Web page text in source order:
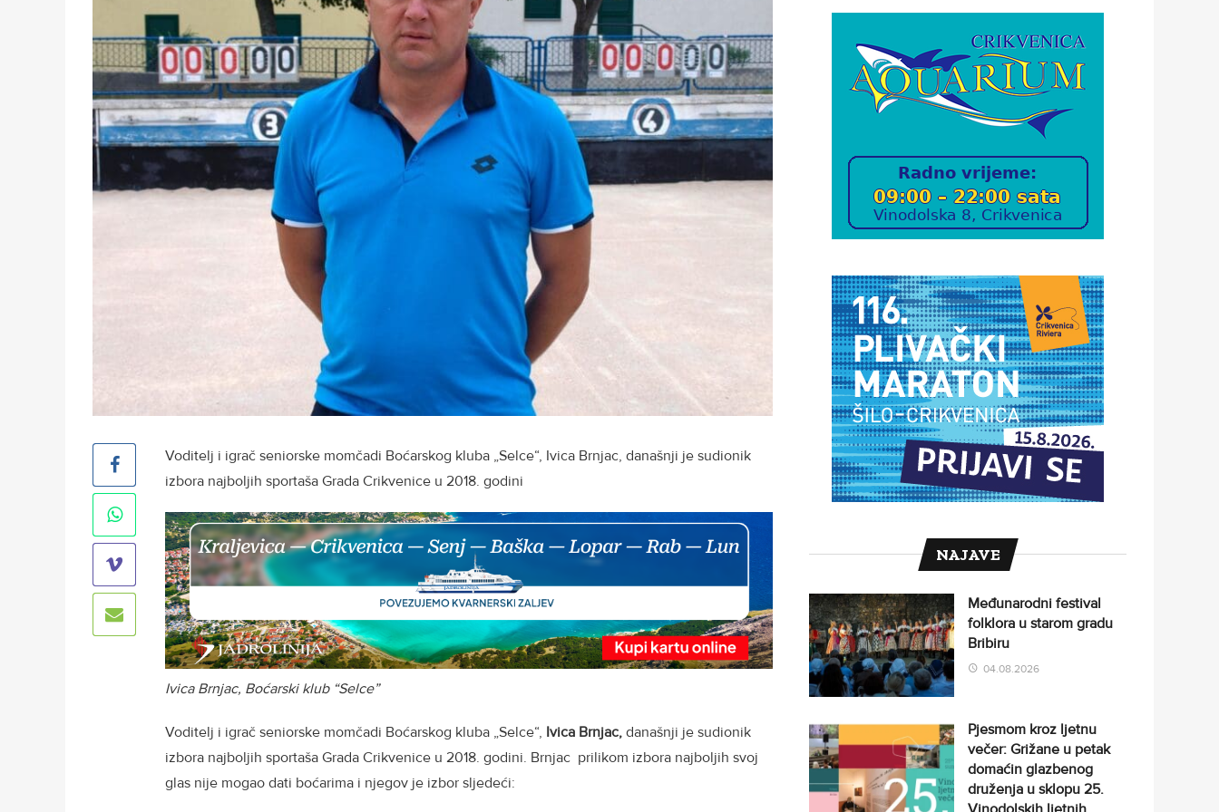
Voditelj i igrač seniorske momčadi Boćarskog kluba „Selce“, Ivica Brnjac, današnji je sudionik
izbora najboljih sportaša Grada Crikvenice u 2018. godini
Ivica Brnjac, Boćarski klub “Selce”
Voditelj i igrač seniorske momčadi Boćarskog kluba „Selce“, Ivica Brnjac, današnji je sudionik
izbora najboljih sportaša Grada Crikvenice u 2018. godini. Brnjac prilikom izbora najboljih svoj
glas nije mogao dati boćarima i njegov je izbor sljedeći:
NAJAVE
Međunarodni festival
folklora u starom gradu
Bribiru
04.08.2026
Pjesmom kroz ljetnu
večer: Grižane u petak
domaćin glazbenog
druženja u sklopu 25.